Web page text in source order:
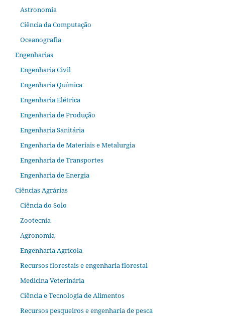
Astronomia
Ciência da Computação
Oceanografia
Engenharias
Engenharia Civil
Engenharia Química
Engenharia Elétrica
Engenharia de Produção
Engenharia Sanitária
Engenharia de Materiais e Metalurgia
Engenharia de Transportes
Engenharia de Energia
Ciências Agrárias
Ciência do Solo
Zootecnia
Agronomia
Engenharia Agrícola
Recursos florestais e engenharia florestal
Medicina Veterinária
Ciência e Tecnologia de Alimentos
Recursos pesqueiros e engenharia de pesca